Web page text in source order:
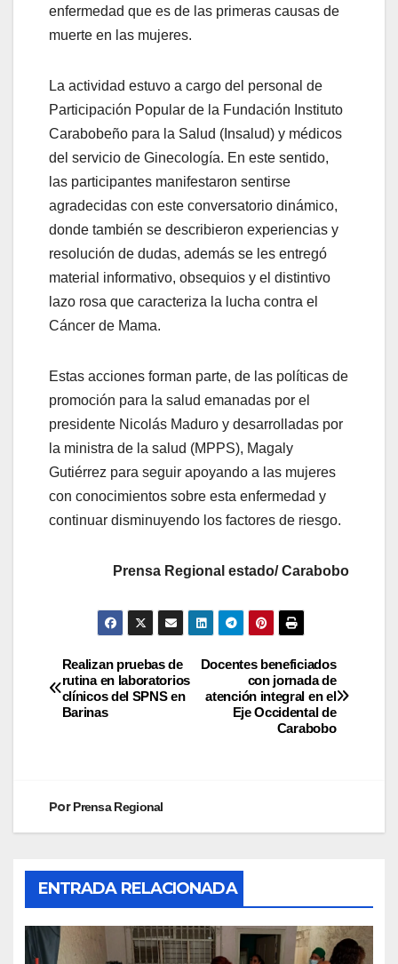
enfermedad que es de las primeras causas de
muerte en las mujeres.
La actividad estuvo a cargo del personal de
Participación Popular de la Fundación Instituto
Carabobeño para la Salud (Insalud) y médicos
del servicio de Ginecología. En este sentido,
las participantes manifestaron sentirse
agradecidas con este conversatorio dinámico,
donde también se describieron experiencias y
resolución de dudas, además se les entregó
material informativo, obsequios y el distintivo
lazo rosa que caracteriza la lucha contra el
Cáncer de Mama.
Estas acciones forman parte, de las políticas de
promoción para la salud emanadas por el
presidente Nicolás Maduro y desarrolladas por
la ministra de la salud (MPPS), Magaly
Gutiérrez para seguir apoyando a las mujeres
con conocimientos sobre esta enfermedad y
continuar disminuyendo los factores de riesgo.
Prensa Regional estado/ Carabobo
Docentes beneficiados
con jornada de
atención integral en el
Eje Occidental de
Carabobo
Realizan pruebas de
rutina en laboratorios
clínicos del SPNS en
Barinas
PorPrensa Regional
ENTRADA RELACIONADA